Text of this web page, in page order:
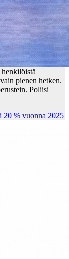
pienen hetken.
Poliisi
20 % vuonna 2025